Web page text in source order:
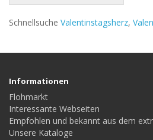
Schnellsuche Valentinstagsherz,
Informationen
Flohmarkt
Interessante Webseiten
Empfohlen und bekannt aus dem
Unsere Kataloge